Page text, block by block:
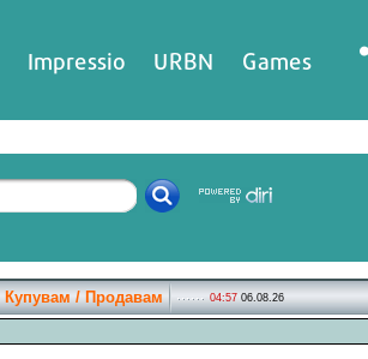
Impressio URBN Games
Купувам / Продавам 04:57 06.08.26